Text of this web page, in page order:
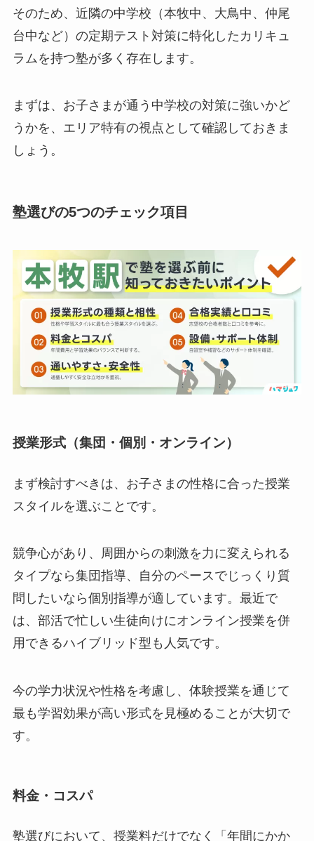
そのため、近隣の中学校（本牧中、大鳥中、仲尾
台中など）の定期テスト対策に特化したカリキュ
ラムを持つ塾が多く存在します。
まずは、お子さまが通う中学校の対策に強いかど
うかを、エリア特有の視点として確認しておきま
しょう。
塾選びの5つのチェック項目
授業形式（集団・個別・オンライン）
まず検討すべきは、お子さまの性格に合った授業
スタイルを選ぶことです。
競争心があり、周囲からの刺激を力に変えられる
タイプなら集団指導、自分のペースでじっくり質
問したいなら個別指導が適しています。最近で
は、部活で忙しい生徒向けにオンライン授業を併
用できるハイブリッド型も人気です。
今の学力状況や性格を考慮し、体験授業を通じて
最も学習効果が高い形式を見極めることが大切で
す。
料金・コスパ
塾選びにおいて、授業料だけでなく「年間にかか